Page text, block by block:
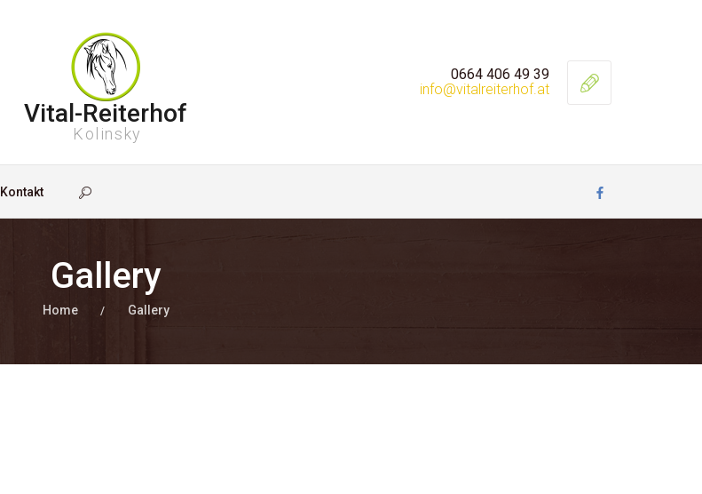
Vital-Reiterhof
Kolinsky
0664 406 49 39
info@vitalreiterhof.at
Kontakt
Gallery
Home Gallery